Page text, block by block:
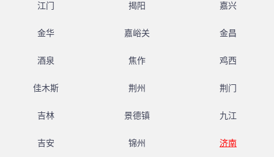
江门 揭阳 嘉兴
金华 嘉峪关 金昌
酒泉 焦作 鸡西
佳木斯 荆州 荆门
吉林 景德镇 九江
吉安 锦州 济南